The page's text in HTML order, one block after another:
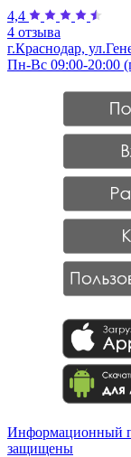
4,4
4 отзыва
г.Краснодар,
Пн-Вс 09:00-20:00
Информационный
защищены